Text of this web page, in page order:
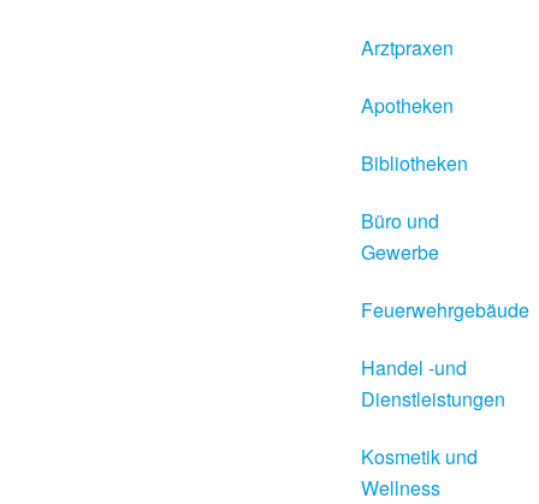
Arztpraxen
Apotheken
Bibliotheken
Büro und
Gewerbe
Feuerwehrgebäude
Handel -und
Dienstleistungen
Kosmetik und
Wellness